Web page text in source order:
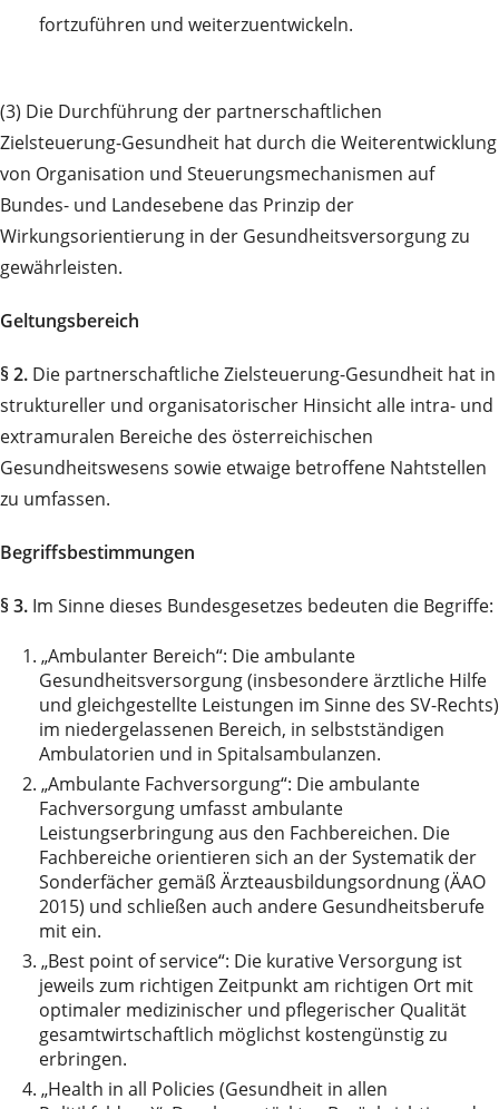
fortzuführen und weiterzuentwickeln.
(3) Die Durchführung der partnerschaftlichen
Zielsteuerung-Gesundheit hat durch die Weiterentwicklung
von Organisation und Steuerungsmechanismen auf
Bundes- und Landesebene das Prinzip der
Wirkungsorientierung in der Gesundheitsversorgung zu
gewährleisten.
Geltungsbereich
§ 2. Die partnerschaftliche Zielsteuerung-Gesundheit hat in
struktureller und organisatorischer Hinsicht alle intra- und
extramuralen Bereiche des österreichischen
Gesundheitswesens sowie etwaige betroffene Nahtstellen
zu umfassen.
Begriffsbestimmungen
§ 3. Im Sinne dieses Bundesgesetzes bedeuten die Begriffe:
1. „Ambulanter Bereich“: Die ambulante
Gesundheitsversorgung (insbesondere ärztliche Hilfe
und gleichgestellte Leistungen im Sinne des SV-Rechts)
im niedergelassenen Bereich, in selbstständigen
Ambulatorien und in Spitalsambulanzen.
2. „Ambulante Fachversorgung“: Die ambulante
Fachversorgung umfasst ambulante
Leistungserbringung aus den Fachbereichen. Die
Fachbereiche orientieren sich an der Systematik der
Sonderfächer gemäß Ärzteausbildungsordnung (ÄAO
2015) und schließen auch andere Gesundheitsberufe
mit ein.
3. „Best point of service“: Die kurative Versorgung ist
jeweils zum richtigen Zeitpunkt am richtigen Ort mit
optimaler medizinischer und pflegerischer Qualität
gesamtwirtschaftlich möglichst kostengünstig zu
erbringen.
4. „Health in all Policies (Gesundheit in allen